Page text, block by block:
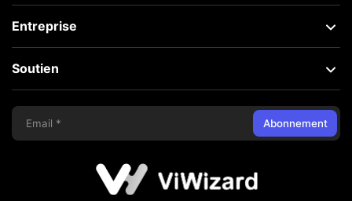
Entreprise
Soutien
Abonnement